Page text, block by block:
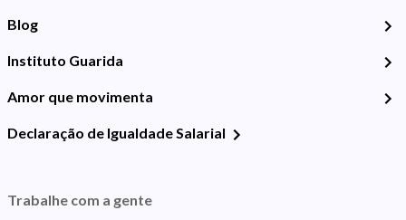
Blog
Instituto Guarida
Amor que movimenta
Declaração de Igualdade Salarial
Trabalhe com a gente